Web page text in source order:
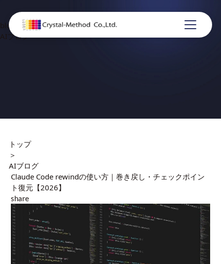
blog
AIブログ
トップ
＞
AIブログ
Claude Code rewindの使い方｜巻き戻し・チェックポイン
ト復元【2026】
share